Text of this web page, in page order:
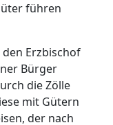
führen
Erzbischof
Bürger
die Zölle
mit Gütern
der nach